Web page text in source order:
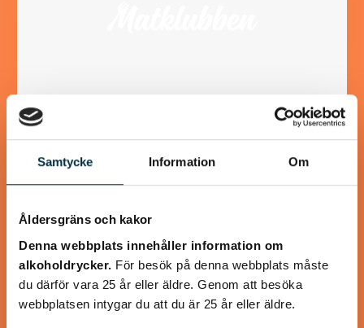
Samtycke Information Om
Åldersgräns och kakor
Denna webbplats innehåller information om
alkoholdrycker. För besök på denna webbplats måste
du därför vara 25 år eller äldre. Genom att besöka
webbplatsen intygar du att du är 25 år eller äldre.
Stor skål kall dillsås (skolans
Minns ni den kalla dillsåsen man fick i skolan? Ja precis den
fisk tycker jag.…